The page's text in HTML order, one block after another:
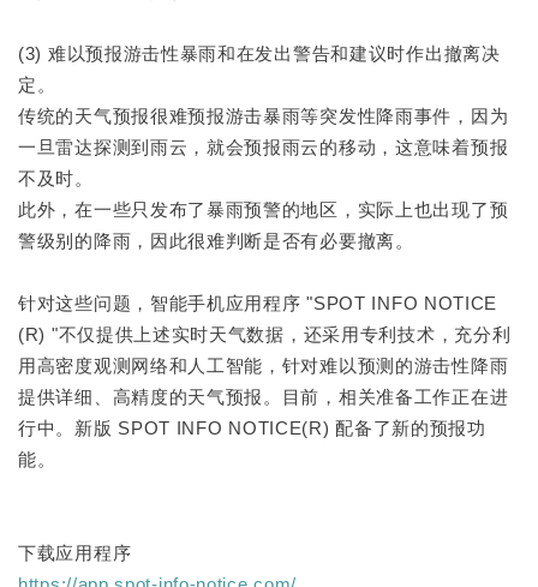
(3) 难以预报游击性暴雨和在发出警告和建议时作出撤离决
定。
传统的天气预报很难预报游击暴雨等突发性降雨事件，因为
一旦雷达探测到雨云，就会预报雨云的移动，这意味着预报
不及时。
此外，在一些只发布了暴雨预警的地区，实际上也出现了预
警级别的降雨，因此很难判断是否有必要撤离。
针对这些问题，智能手机应用程序 "SPOT INFO NOTICE
(R) "不仅提供上述实时天气数据，还采用专利技术，充分利
用高密度观测网络和人工智能，针对难以预测的游击性降雨
提供详细、高精度的天气预报。目前，相关准备工作正在进
行中。新版 SPOT INFO NOTICE(R) 配备了新的预报功
能。
下载应用程序